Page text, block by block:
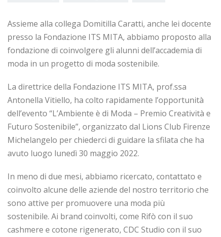
Assieme alla collega Domitilla Caratti, anche lei docente
presso la Fondazione ITS MITA, abbiamo proposto alla
fondazione di coinvolgere gli alunni dell’accademia di
moda in un progetto di moda sostenibile.
La direttrice della Fondazione ITS MITA, prof.ssa
Antonella Vitiello, ha colto rapidamente l’opportunità
dell’evento “L’Ambiente è di Moda – Premio Creatività e
Futuro Sostenibile”, organizzato dal Lions Club Firenze
Michelangelo per chiederci di guidare la sfilata che ha
avuto luogo lunedì 30 maggio 2022.
In meno di due mesi, abbiamo ricercato, contattato e
coinvolto alcune delle aziende del nostro territorio che
sono attive per promuovere una moda più
sostenibile. Ai brand coinvolti, come Rifò con il suo
cashmere e cotone rigenerato, CDC Studio con il suo